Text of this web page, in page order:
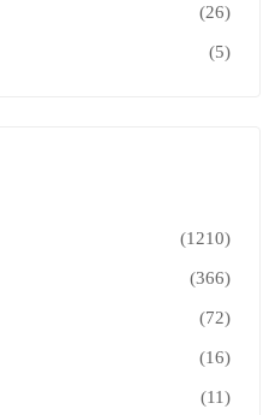
(26)
(5)
(1210)
(366)
(72)
(16)
(11)